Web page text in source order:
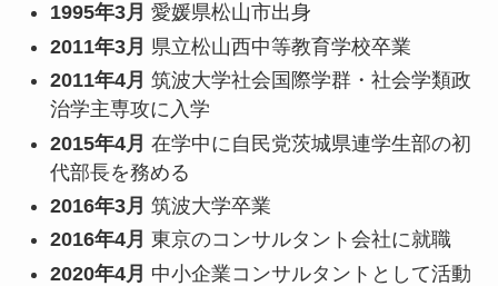
1995年3月 愛媛県松山市出身
2011年3月 県立松山西中等教育学校卒業
2011年4月 筑波大学社会国際学群・社会学類政
治学主専攻に入学
2015年4月 在学中に自民党茨城県連学生部の初
代部長を務める
2016年3月 筑波大学卒業
2016年4月 東京のコンサルタント会社に就職
2020年4月 中小企業コンサルタントとして活動